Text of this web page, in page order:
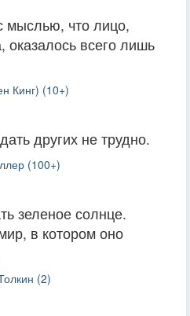
мыслью, что лицо,
оказалось всего лишь
Кинг) (10+)
других не трудно.
(100+)
зеленое солнце.
в котором оно
(2)